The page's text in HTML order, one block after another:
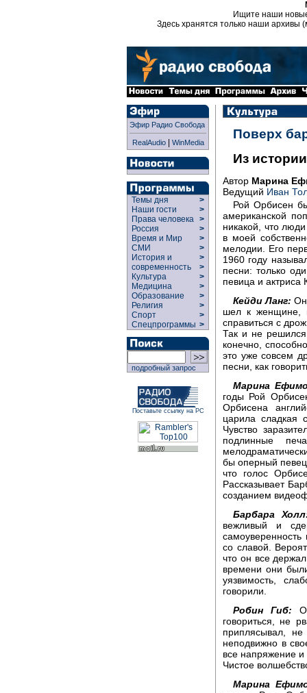
Ищите наши
Здесь хранятся только наши архивы
Эфир Радио Свобода
RealAudio| WinMedia
Темы дня
>
Наши гости
>
Права человека >
Россия
>
Время и Мир
>
СМИ
>
История и
современность
>
>
Культура
>
Медицина
>
Образование
>
Религия
>
Спорт
>
Спецпрограммы >
подробный запрос
Поставьте ссылку на РС
Поверх
Из
Автор Марина
Ведущий Иван
Рой Орбисен
американской
никакой, что
в моей
мелодии. Его
1960 году
песни: только
певица и актриса
Кейди Ланг: Он
шел к женщине,
справиться с
Так и не
конечно,
это уже совсем
песни, как
Марина
годы Рой
Орбисена
царила сладкая
Чувство
подлинные
бы оперный певец
что голос
Рассказывает
созданием
Барбара
вежливый и
со славой.
что он все
времени они
уязвимость,
говорили.
Робин Гиб:
говориться, не
приплясывал,
неподвижно в
все напряжение и
Чистое
Марина